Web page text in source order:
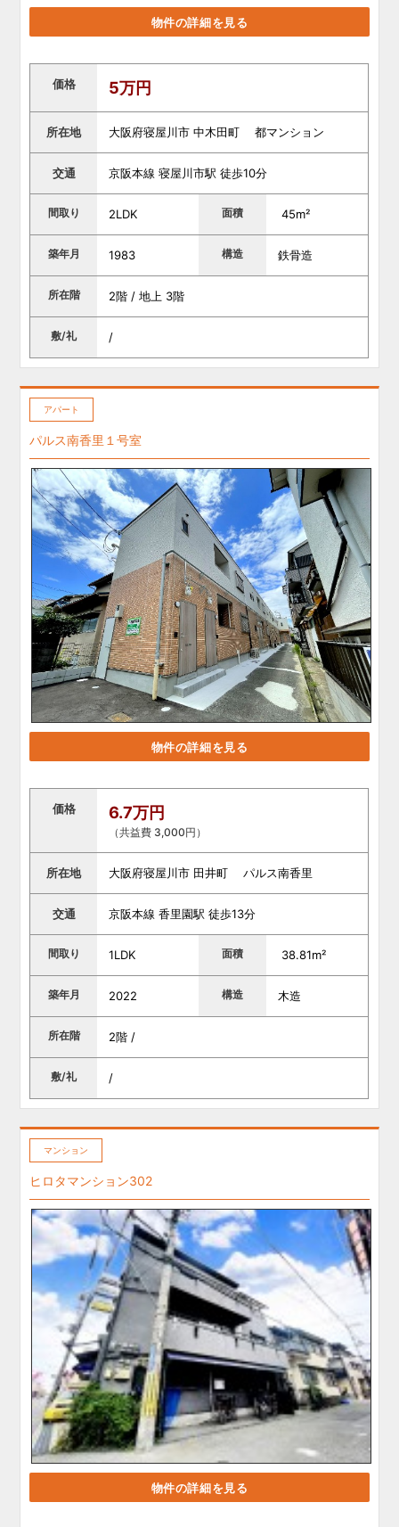
物件の詳細を見る
価格 5万円
所在地 大阪府寝屋川市 中木田町 都マンション
交通 京阪本線 寝屋川市駅 徒歩10分
間取り 2LDK 面積 45m²
築年月 1983 構造 鉄骨造
所在階 2階 / 地上 3階
敷/礼 /
アパート
パルス南香里１号室
物件の詳細を見る
価格 6.7万円
（共益費 3,000円）
所在地 大阪府寝屋川市 田井町 パルス南香里
交通 京阪本線 香里園駅 徒歩13分
間取り 1LDK 面積 38.81m²
築年月 2022 構造 木造
所在階 2階 /
敷/礼 /
マンション
ヒロタマンション302
物件の詳細を見る